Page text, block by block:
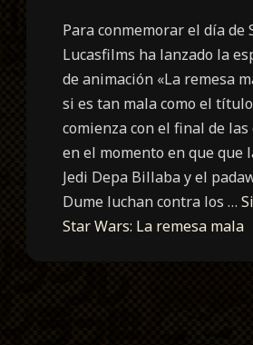
Para conmemorar el día de
Lucasfilms ha lanzado la
de animación «La remesa
si es tan mala como el
comienza con el final de
en el momento en que que
Jedi Depa Billaba y el
Dume luchan contra los …
Star Wars: La remesa mala